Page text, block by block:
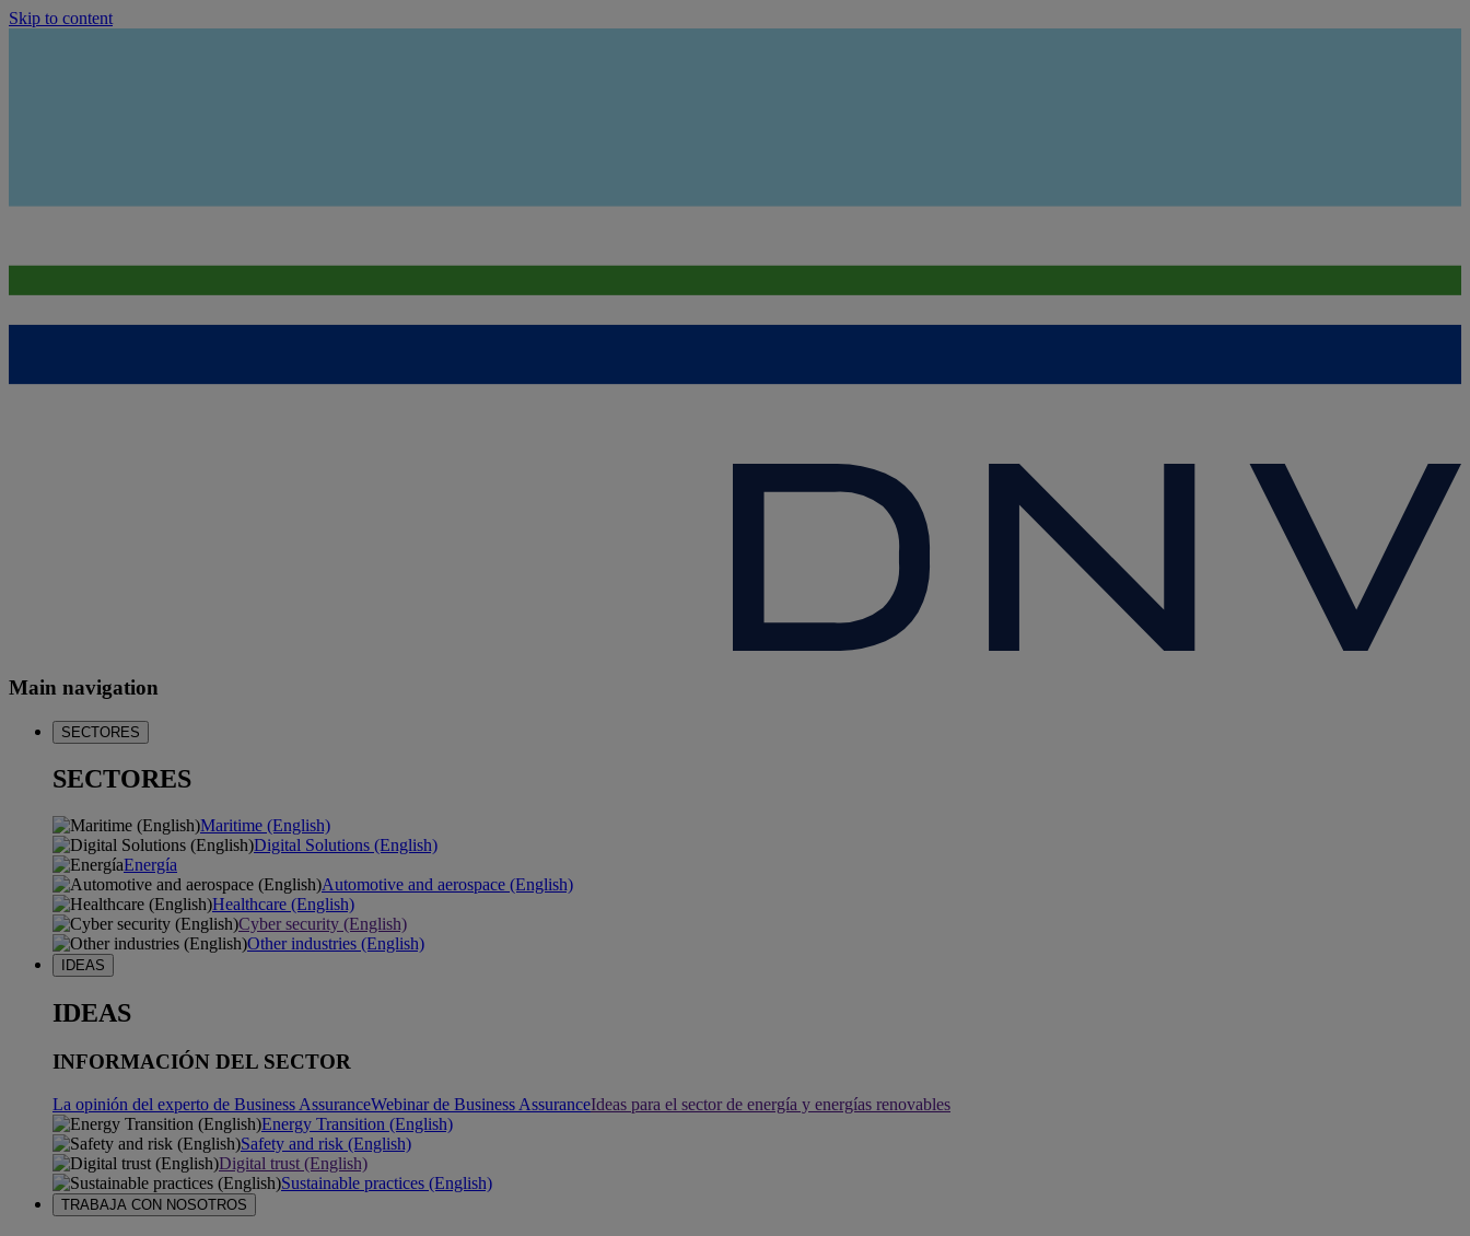
Skip to content
Main navigation
SECTORES
SECTORES
Maritime (English)
Digital Solutions (English)
Energía
Automotive and aerospace (English)
Healthcare (English)
Cyber security (English)
Other industries (English)
IDEAS
IDEAS
INFORMACIÓN DEL SECTOR
La opinión del experto de Business AssuranceWebinar de Business AssuranceIdeas para el sector de energía y energías renovables
Energy Transition (English)
Safety and risk (English)
Digital trust (English)
Sustainable practices (English)
TRABAJA CON NOSOTROS